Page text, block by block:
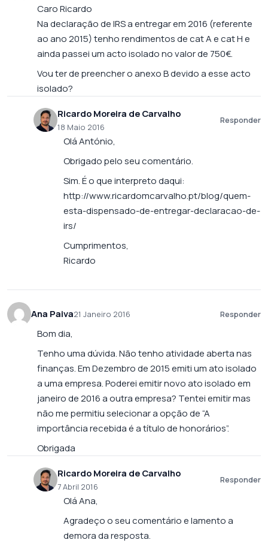
Caro Ricardo
Na declaração de IRS a entregar em 2016 (referente
ao ano 2015) tenho rendimentos de cat A e cat H e
ainda passei um acto isolado no valor de 750€.
Vou ter de preencher o anexo B devido a esse acto
isolado?
Ricardo Moreira de Carvalho
18 Maio 2016
Responder
Olá António,
Obrigado pelo seu comentário.
Sim. É o que interpreto daqui:
http://www.ricardomcarvalho.pt/blog/quem-
esta-dispensado-de-entregar-declaracao-de-
irs/
Cumprimentos,
Ricardo
Ana Paiva21 Janeiro 2016 Responder
Bom dia,
Tenho uma dúvida. Não tenho atividade aberta nas
finanças. Em Dezembro de 2015 emiti um ato isolado
a uma empresa. Poderei emitir novo ato isolado em
janeiro de 2016 a outra empresa? Tentei emitir mas
não me permitiu selecionar a opção de “A
importância recebida é a título de honorários”.
Obrigada
Ricardo Moreira de Carvalho
7 Abril 2016
Responder
Olá Ana,
Agradeço o seu comentário e lamento a
demora da resposta.